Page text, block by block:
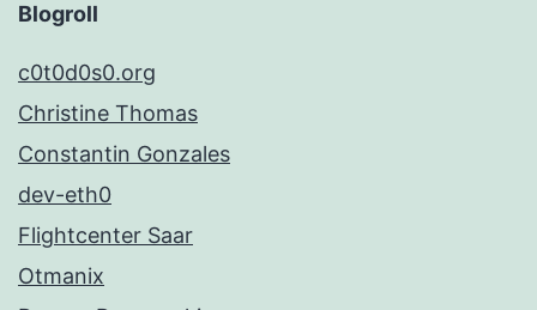
Blogroll
c0t0d0s0.org
Christine Thomas
Constantin Gonzales
dev-eth0
Flightcenter Saar
Otmanix